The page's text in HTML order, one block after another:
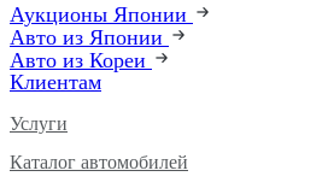
Аукционы Японии
Авто из Японии
Авто из Кореи
Клиентам
Услуги
Каталог автомобилей